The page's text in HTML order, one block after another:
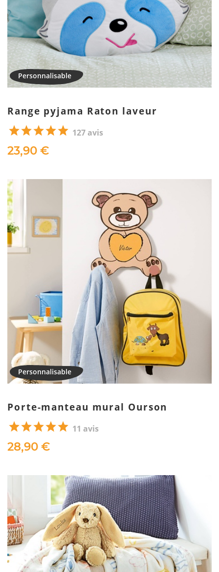
Range pyjama Raton laveur
127 avis
23,90 €
Porte-manteau mural Ourson
11 avis
28,90 €